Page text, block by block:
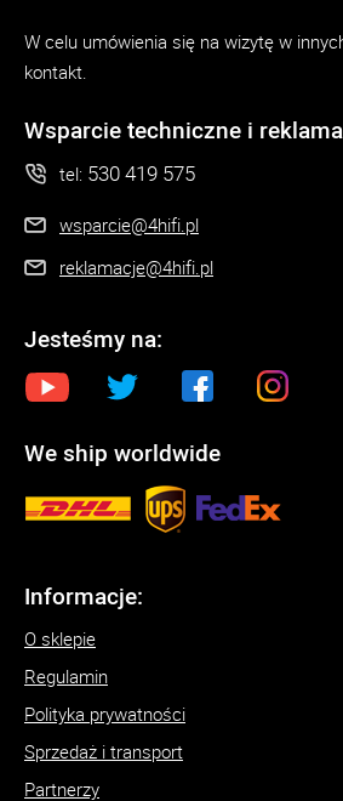
W celu umówienia się na wizytę w
kontakt.
Wsparcie techniczne i
tel: 530 419 575
wsparcie@4hifi.pl
reklamacje@4hifi.pl
Jesteśmy na:
We ship worldwide
Informacje:
O sklepie
Regulamin
Polityka prywatności
Sprzedaż i transport
Partnerzy